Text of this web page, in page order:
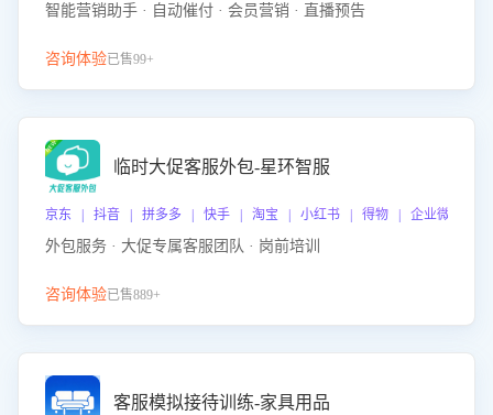
智能营销助手 · 自动催付 · 会员营销 · 直播预告
咨询体验已售99+
临时大促客服外包-星环智服
京东 | 抖音 | 拼多多 | 快手 | 淘宝 | 小红书 | 得物 | 企业微信
外包服务 · 大促专属客服团队 · 岗前培训
咨询体验已售889+
客服模拟接待训练-家具用品